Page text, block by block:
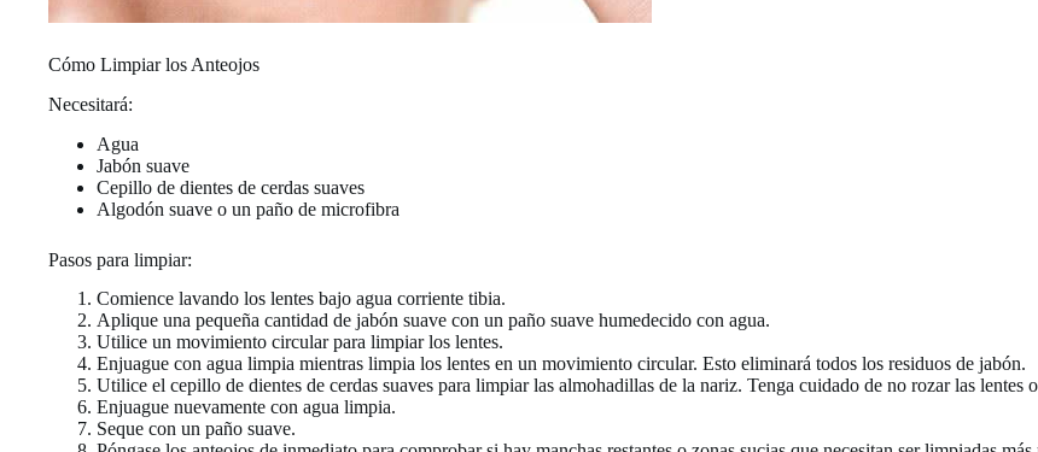
Cómo Limpiar los Anteojos
Necesitará:
Agua
Jabón suave
Cepillo de dientes de cerdas suaves
Algodón suave o un paño de microfibra
Pasos para limpiar:
Comience lavando los lentes bajo agua corriente tibia.
Aplique una pequeña cantidad de jabón suave con un paño suave humedecido con agua.
Utilice un movimiento circular para limpiar los lentes.
Enjuague con agua limpia mientras limpia los lentes en un movimiento circular. Esto eliminará todos los residuos de jabón.
Utilice el cepillo de dientes de cerdas suaves para limpiar las almohadillas de la nariz. Tenga cuidado de no rozar las lentes o
Enjuague nuevamente con agua limpia.
Seque con un paño suave.